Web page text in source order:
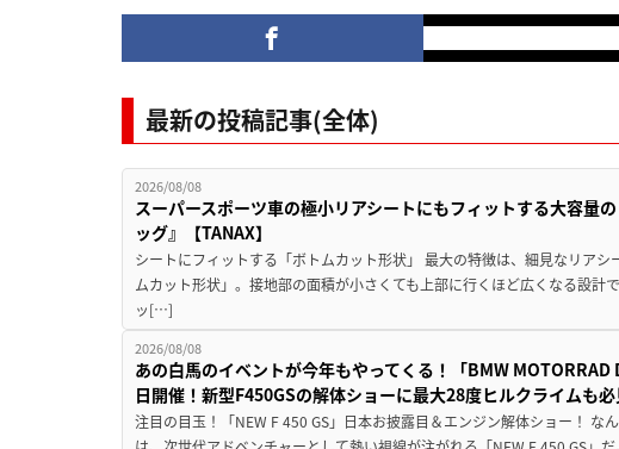
最新の投稿記事(全体)
2026/08/08
スーパースポーツ車の極小リアシートにもフィットする大容量
ッグ』【TANAX】
シートにフィットする「ボトムカット形状」 最大の特徴は、細見なリアシ
ムカット形状」。接地部の面積が小さくても上部に行くほど広くなる設計
ッ[…]
2026/08/08
あの白馬のイベントが今年もやってくる！「BMW MOTORRAD
日開催！新型F450GSの解体ショーに最大28度ヒルクライムも必
注目の目玉！「NEW F 450 GS」日本お披露目＆エンジン解体ショー！ な